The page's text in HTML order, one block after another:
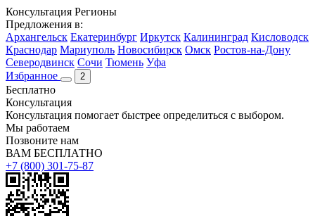
Консультация Регионы
Предложения в:
Архангельск Екатеринбург Иркутск Калининград Кисловодск
Краснодар Мариуполь Новосибирск Омск Ростов-на-Дону
Северодвинск Сочи Тюмень Уфа
Избранное
2
Бесплатно
Консультация
Консультация помогает быстрее определиться с выбором.
Мы работаем
Позвоните нам
ВАМ БЕСПЛАТНО
+7 (800) 301-75-87